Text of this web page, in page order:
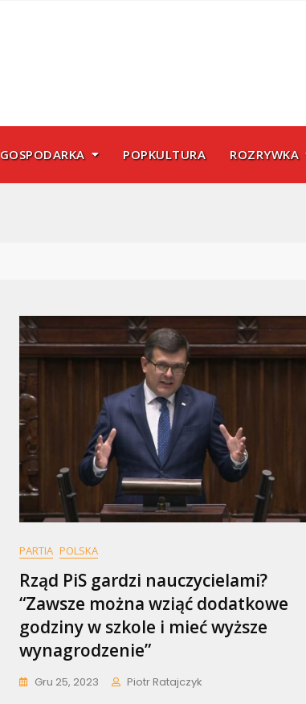
GOSPODARKA POPKULTURA ROZRYWKA
PARTIA POLSKA
Rząd PiS gardzi nauczycielami?
“Zawsze można wziąć dodatkowe
godziny w szkole i mieć wyższe
wynagrodzenie”
Gru 25, 2023 Piotr Ratajczyk